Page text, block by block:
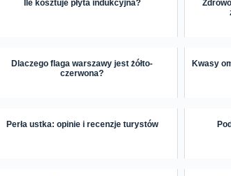
Ile kosztuje płyta indukcyjna?
Dlaczego flaga warszawy jest żółto-
czerwona?
Kwasy
Perła ustka: opinie i recenzje turystów